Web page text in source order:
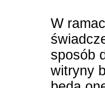
W
sposób
witryny